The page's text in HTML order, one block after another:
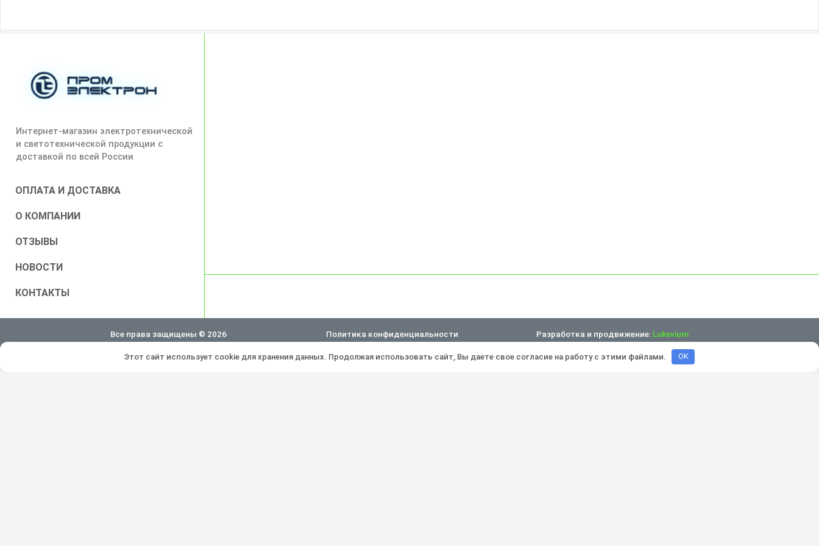
Интернет-магазин электротехнической
и светотехнической продукции с
доставкой по всей России
ОПЛАТА И ДОСТАВКА
О КОМПАНИИ
ОТЗЫВЫ
НОВОСТИ
КОНТАКТЫ
Все права защищены © 2026 Политика конфиденциальности Разработка и продвижение: Lukevium
Этот сайт использует cookie для хранения данных. Продолжая использовать сайт, Вы даете свое согласие на работу с этими файлами. OK